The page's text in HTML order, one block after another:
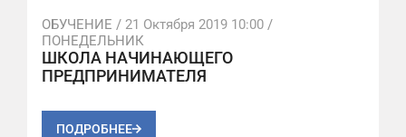
ОБУЧЕНИЕ / 21 Октября 2019 10:00 /
ПОНЕДЕЛЬНИК
ШКОЛА НАЧИНАЮЩЕГО
ПРЕДПРИНИМАТЕЛЯ
ПОДРОБНЕЕ